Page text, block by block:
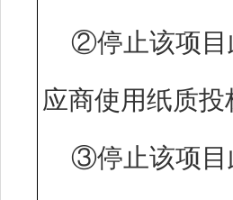
②停止该项目
应商使用纸质
③停止该项目